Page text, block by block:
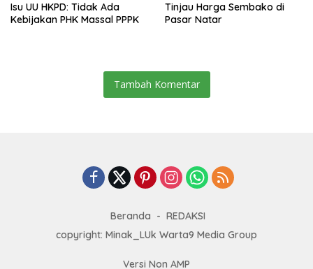
Isu UU HKPD: Tidak Ada
Kebijakan PHK Massal PPPK
Tinjau Harga Sembako di
Pasar Natar
Tambah Komentar
Beranda
REDAKSI
copyright: Minak_LUk Warta9 Media Group
Versi Non AMP